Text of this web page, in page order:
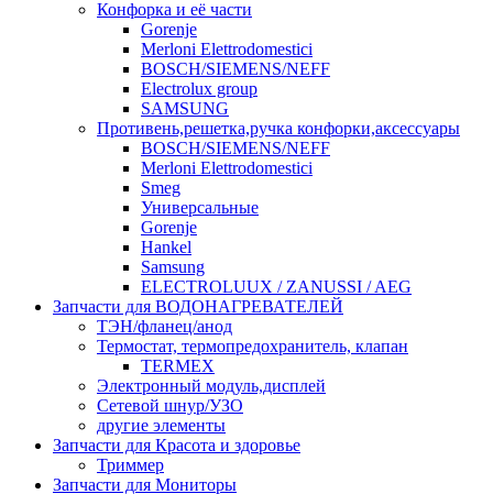
Конфорка и её части
Gorenje
Merloni Elettrodomestici
BOSCH/SIEMENS/NEFF
Electrolux group
SAMSUNG
Противень,решетка,ручка конфорки,аксессуары
BOSCH/SIEMENS/NEFF
Merloni Elettrodomestici
Smeg
Универсальные
Gorenje
Hankel
Samsung
ELECTROLUUX / ZANUSSI / AEG
Запчасти для ВОДОНАГРЕВАТЕЛЕЙ
ТЭН/фланец/анод
Термостат, термопредохранитель, клапан
TERMEX
Электронный модуль,дисплей
Сетевой шнур/УЗО
другие элементы
Запчасти для Красота и здоровье
Триммер
Запчасти для Мониторы